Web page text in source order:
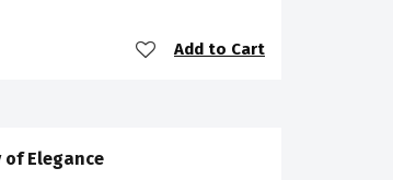
Add to Cart
of Elegance